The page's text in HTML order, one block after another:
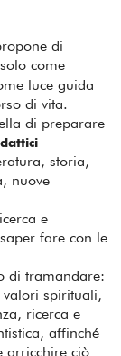
di
come
luce guida
di vita.
di preparare
storia,
nuove
e
fare con le
di tramandare:
spirituali,
ricerca e
affinché
arricchire ciò